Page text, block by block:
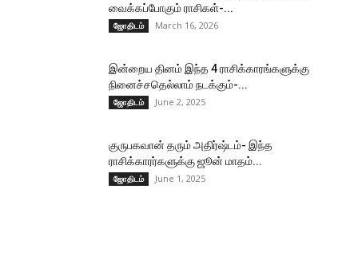
வைக்கப்போகும் ராசிகள்-...
ஜோதிடம் March 16, 2026
இன்றைய தினம் இந்த 4 ராசிக்காரங்களுக்கு
நினைச்சதெல்லாம் நடக்கும்-...
ஜோதிடம் June 2, 2025
குருபகவான் தரும் அதிர்ஷ்டம்- இந்த
ராசிக்காரர்களுக்கு ஜூன் மாதம்...
ஜோதிடம் June 1, 2025